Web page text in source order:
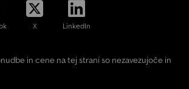
X LinkedIn
in cene na tej strani so nezavezujoče in